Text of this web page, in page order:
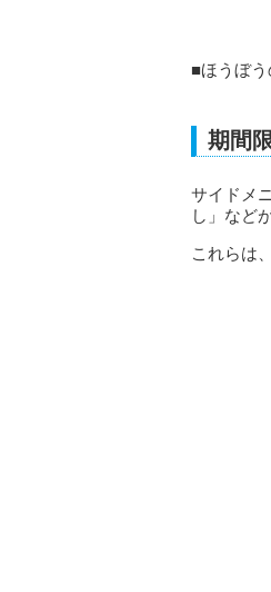
■ほうぼ
期間
サイドメ
し」など
これらは